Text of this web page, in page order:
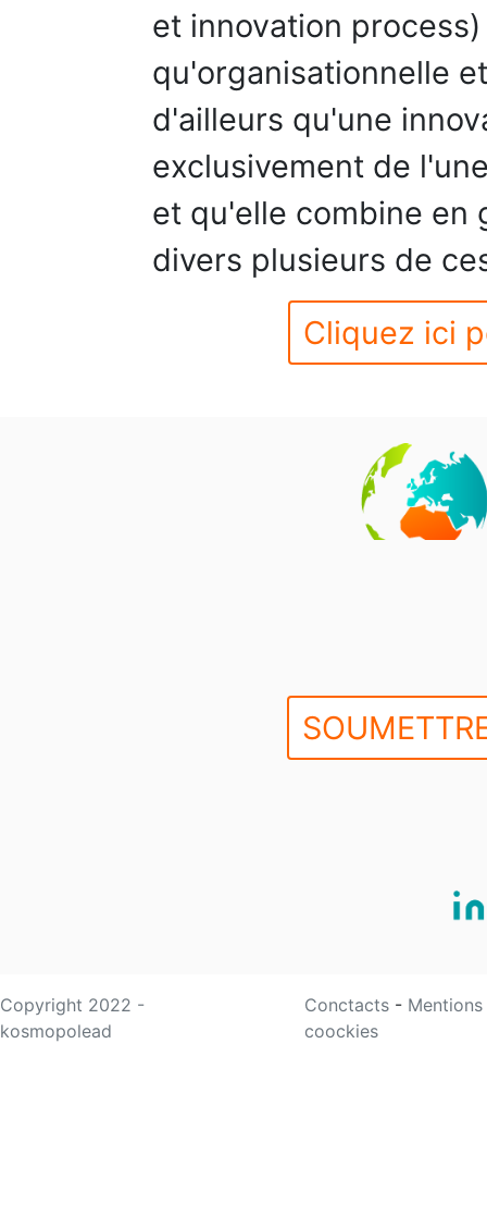
et innovation
qu'organisationnelle
d'ailleurs qu'une
exclusivement de
et qu'elle combine en
divers plusieurs de
Cliquez ici
Copyright 2022 -
kosmopolead
Conctacts -
coockies